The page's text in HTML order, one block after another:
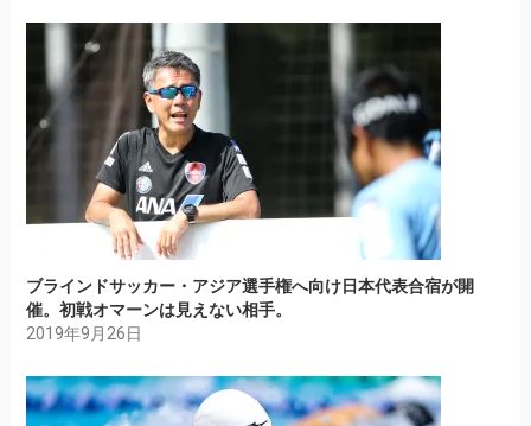
ブラインドサッカー・アジア選手権へ向け日本代表合宿が開
催。初戦オマーンは見えない相手。
2019年9月26日